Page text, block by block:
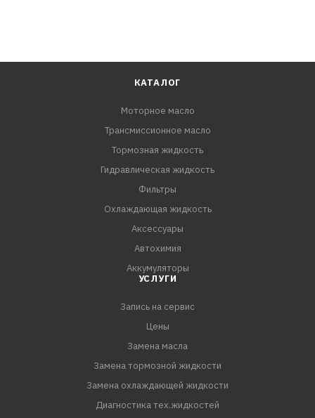
КАТАЛОГ
Моторное масло
Трансмиссионное масло
Тормозная жидкость
Гидравлическая жидкость
Фильтры
Охлаждающая жидкость
Аксессуары
Автохимия
Аккумуляторы
УСЛУГИ
Запись на сервис
Цены
Замена масла
Замена тормозной жидкости
Замена охлаждающей жидкости
Диагностика тех.жидкостей